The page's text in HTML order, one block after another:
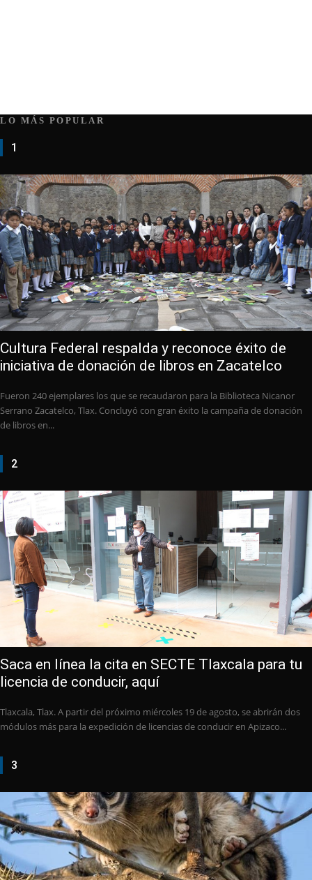
LO MÁS POPULAR
1
Cultura Federal respalda y reconoce éxito de
iniciativa de donación de libros en Zacatelco
Fueron 240 ejemplares los que se recaudaron para la Biblioteca Nicanor
Serrano Zacatelco, Tlax. Concluyó con gran éxito la campaña de donación
de libros en...
2
Saca en línea la cita en SECTE Tlaxcala para tu
licencia de conducir, aquí
Tlaxcala, Tlax. A partir del próximo miércoles 19 de agosto, se abrirán dos
módulos más para la expedición de licencias de conducir en Apizaco...
3